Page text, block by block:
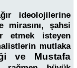
ideolojilerine
mirasını, şahsi
etmek isteyen
mutlaka
ve Mustafa